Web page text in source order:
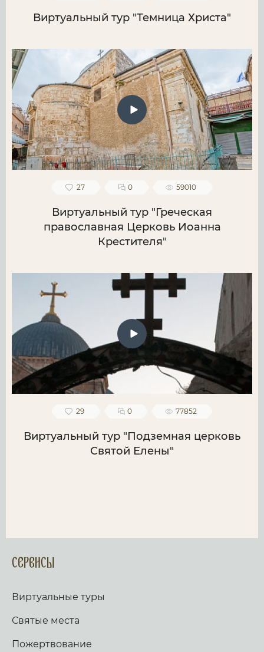
Виртуальный тур "Темница Христа"
27 0 59010
Виртуальный тур "Греческая
православная Церковь Иоанна
Крестителя"
29 0 77852
Виртуальный тур "Подземная церковь
Святой Елены"
Сервисы
Виртуальные туры
Святые места
Пожертвование